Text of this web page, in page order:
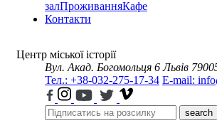
залПроживанняКафе
Контакти
Центр міської історії
Вул. Акад. Богомольця 6 Львів
Тел.: +38-032-275-17-34 E-mail:
search